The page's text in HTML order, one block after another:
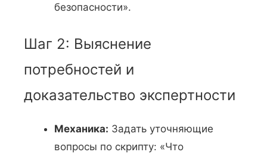
безопасности».
Шаг 2: Выяснение
потребностей и
доказательство экспертности
Механика: Задать уточняющие
вопросы по скрипту: «Что